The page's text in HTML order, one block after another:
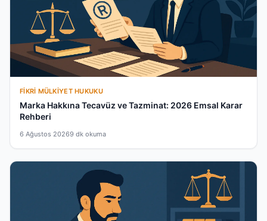
FIKRI MÜLKIYET HUKUKU
Marka Hakkına Tecavüz ve Tazminat: 2026 Emsal Karar
Rehberi
6 Ağustos 20269 dk okuma